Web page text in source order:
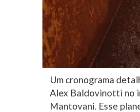
Um cronograma
Alex Baldovinotti no
Mantovani. Esse